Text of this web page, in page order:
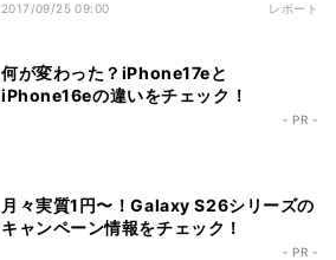
2017/09/25 09:00 レポート
何が変わった？iPhone17eと
iPhone16eの違いをチェック！
- PR -
月々実質1円〜！Galaxy S26シリーズの
キャンペーン情報をチェック！
- PR -